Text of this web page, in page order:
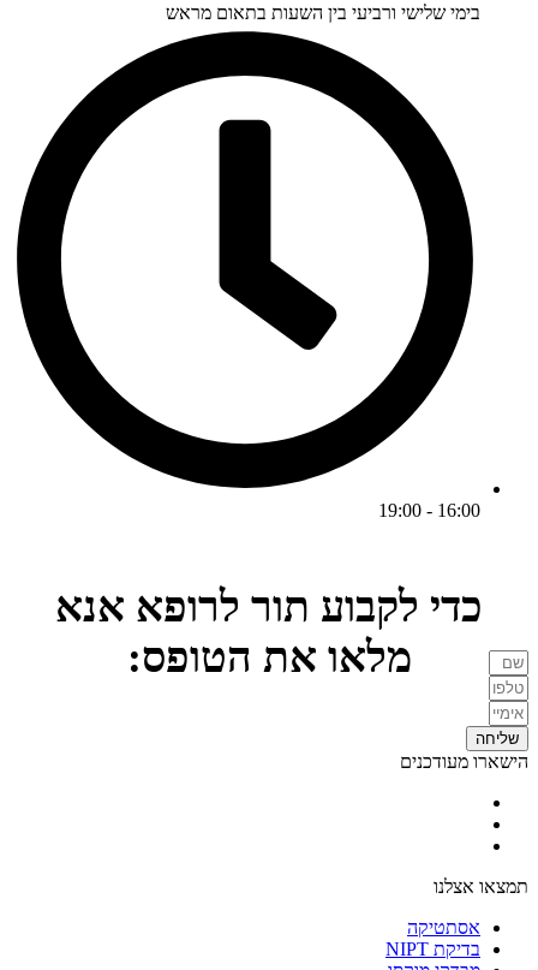
בימי שלישי ורביעי בין השעות בתאום מראש
16:00 - 19:00
כדי לקבוע תור לרופא אנא
מלאו את הטופס:
שליחה
הישארו מעודכנים
תמצאו אצלנו
אסתטיקה
בדיקת NIPT